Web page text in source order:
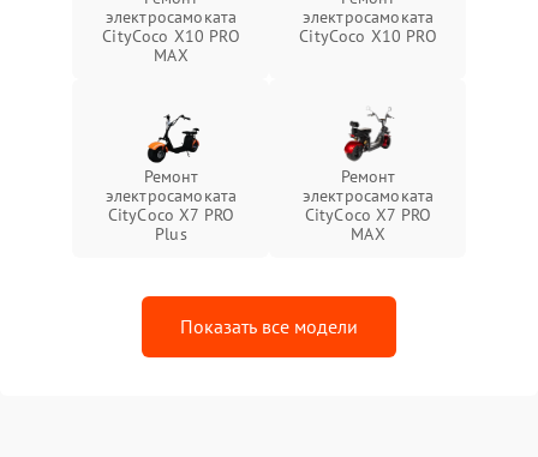
электросамоката
CityCoco X10 PRO
MAX
электросамоката
CityCoco X10 PRO
Ремонт
электросамоката
CityCoco X7 PRO
Plus
Ремонт
электросамоката
CityCoco X7 PRO
MAX
Показать все модели